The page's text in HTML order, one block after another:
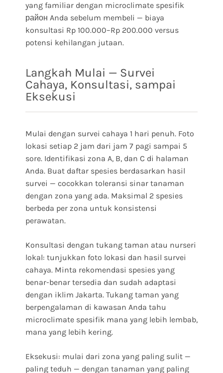
yang familiar dengan microclimate spesifik
район Anda sebelum membeli — biaya
konsultasi Rp 100.000–Rp 200.000 versus
potensi kehilangan jutaan.
Langkah Mulai — Survei
Cahaya, Konsultasi, sampai
Eksekusi
Mulai dengan survei cahaya 1 hari penuh. Foto
lokasi setiap 2 jam dari jam 7 pagi sampai 5
sore. Identifikasi zona A, B, dan C di halaman
Anda. Buat daftar spesies berdasarkan hasil
survei — cocokkan toleransi sinar tanaman
dengan zona yang ada. Maksimal 2 spesies
berbeda per zona untuk konsistensi
perawatan.
Konsultasi dengan tukang taman atau nurseri
lokal: tunjukkan foto lokasi dan hasil survei
cahaya. Minta rekomendasi spesies yang
benar-benar tersedia dan sudah adaptasi
dengan iklim Jakarta. Tukang taman yang
berpengalaman di kawasan Anda tahu
microclimate spesifik mana yang lebih lembab,
mana yang lebih kering.
Eksekusi: mulai dari zona yang paling sulit —
paling teduh — dengan tanaman yang paling